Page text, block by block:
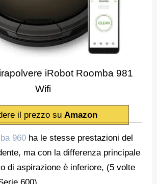
iRobot Roomba 981
Wifi
il prezzo su Amazon
960 ha le stesse prestazioni del
ma con la differenza principale
di aspirazione è inferiore, (5 volte
600).